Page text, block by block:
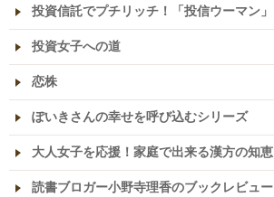
投資信託でプチリッチ！「投信ウーマン」
投資女子への道
恋株
ぽいきさんの幸せを呼び込むシリーズ
大人女子を応援！家庭で出来る漢方の知恵
読書ブロガー小野寺理香のブックレビュー